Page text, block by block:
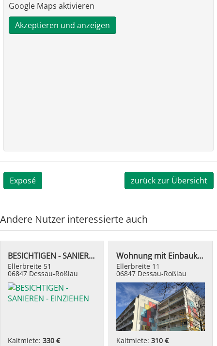
Google Maps aktivieren
Akzeptieren und anzeigen
Exposé zurück zur Übersicht
Andere Nutzer interessierte auch
BESICHTIGEN - SANIEREN - EINZIEHEN
Ellerbreite 51
06847 Dessau-Roßlau
Kaltmiete: 330 €
Wohnung mit Einbauküche
Ellerbreite 11
06847 Dessau-Roßlau
Kaltmiete: 310 €